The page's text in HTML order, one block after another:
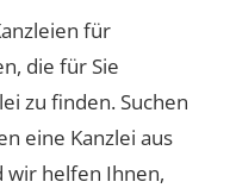
für
die für Sie
zu finden. Suchen
eine Kanzlei aus
wir helfen Ihnen,